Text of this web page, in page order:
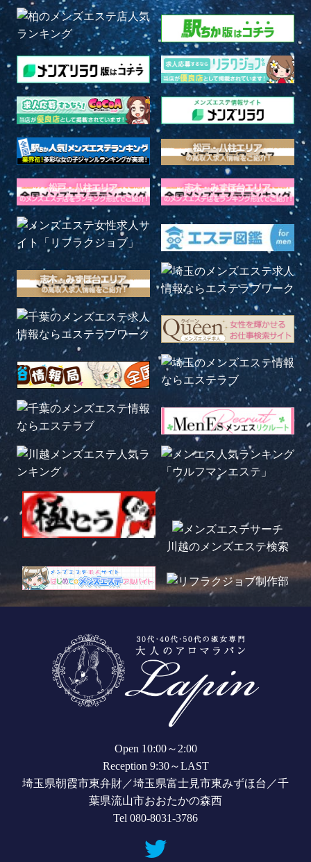
川越のメンズエステ検索
Open 10:00～2:00
Reception 9:30～LAST
埼玉県朝霞市東弁財／埼玉県富士見市東みずほ台／千
葉県流山市おおたかの森西
Tel 080-8031-3786